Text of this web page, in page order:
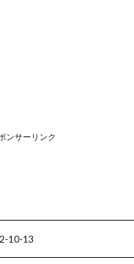
ンサーリンク
10-13